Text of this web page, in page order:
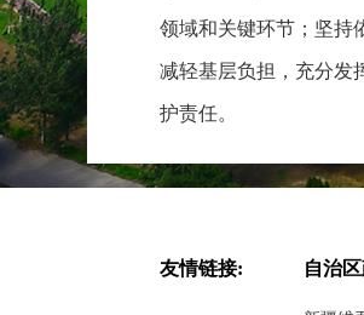
领域和关键环节；坚持
减轻基层负担，充分发
护责任。
第五条 对各省（
保护工作，压实生态环
友情链接: 自治